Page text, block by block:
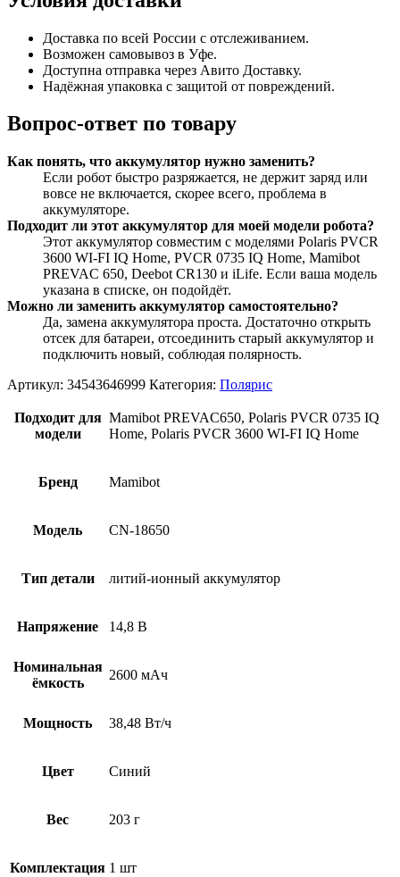
Доставка по всей России с отслеживанием.
Возможен самовывоз в Уфе.
Доступна отправка через Авито Доставку.
Надёжная упаковка с защитой от повреждений.
Вопрос-ответ по товару
Как понять, что аккумулятор нужно заменить?
Если робот быстро разряжается, не держит заряд или
вовсе не включается, скорее всего, проблема в
аккумуляторе.
Подходит ли этот аккумулятор для моей модели робота?
Этот аккумулятор совместим с моделями Polaris PVCR
3600 WI-FI IQ Home, PVCR 0735 IQ Home, Mamibot
PREVAC 650, Dееbоt СR130 и iLifе. Если ваша модель
указана в списке, он подойдёт.
Можно ли заменить аккумулятор самостоятельно?
Да, замена аккумулятора проста. Достаточно открыть
отсек для батареи, отсоединить старый аккумулятор и
подключить новый, соблюдая полярность.
Артикул: 34543646999 Категория: Полярис
Подходит для
модели
Mamibot PREVAC650, Polaris PVCR 0735 IQ
Home, Polaris PVCR 3600 WI-FI IQ Home
Бренд Mamibot
Модель CN-18650
Тип детали литий-ионный аккумулятор
Напряжение 14,8 В
Номинальная
ёмкость
2600 мАч
Мощность 38,48 Вт/ч
Цвет Синий
Вес 203 г
Комплектация 1 шт